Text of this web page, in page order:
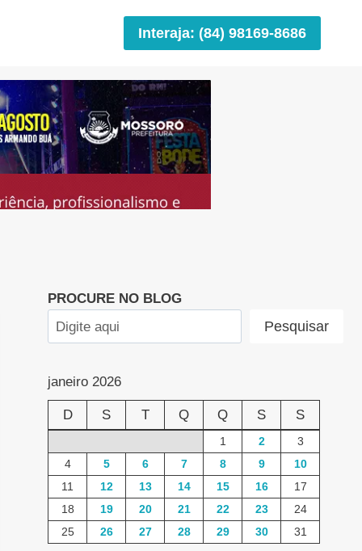
Interaja: (84) 98169-8686
PROCURE NO BLOG
Pesquisar
janeiro 2026
D S T Q Q S S
1 2
3
4
5 6 7 8 9
10
11
12 13 14 15 16
17
18
19 20 21 22 23
24
25
26 27 28 29 30 31